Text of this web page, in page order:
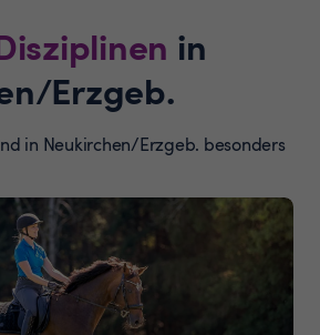
in
Erzgeb.
in Neukirchen/Erzgeb. besonders